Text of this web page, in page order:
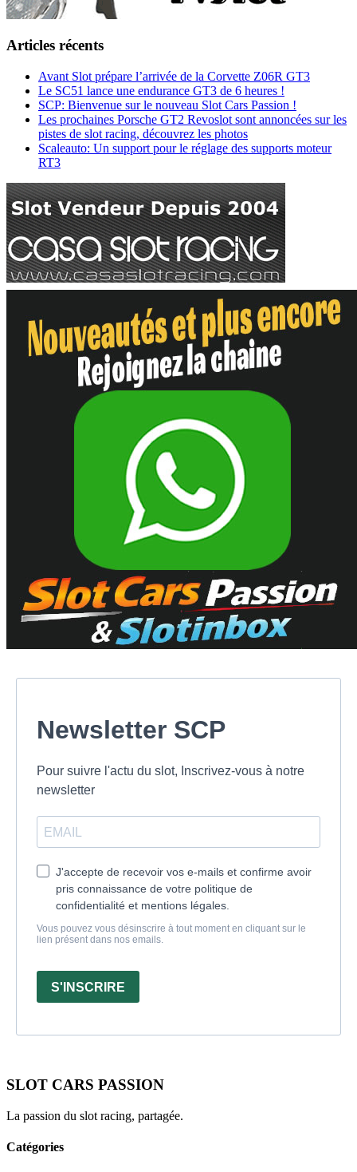
Articles récents
Avant Slot prépare l’arrivée de la Corvette Z06R GT3
Le SC51 lance une endurance GT3 de 6 heures !
SCP: Bienvenue sur le nouveau Slot Cars Passion !
Les prochaines Porsche GT2 Revoslot sont annoncées sur les
pistes de slot racing, découvrez les photos
Scaleauto: Un support pour le réglage des supports moteur
RT3
Newsletter SCP
Pour suivre l'actu du slot, Inscrivez-vous à notre
newsletter
J'accepte de recevoir vos e-mails et confirme avoir
pris connaissance de votre politique de
confidentialité et mentions légales.
Vous pouvez vous désinscrire à tout moment en cliquant sur le
lien présent dans nos emails.
S'INSCRIRE
SLOT CARS PASSION
La passion du slot racing, partagée.
Catégories